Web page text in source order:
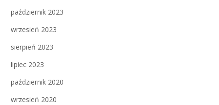
październik 2023
wrzesień 2023
sierpień 2023
lipiec 2023
październik 2020
wrzesień 2020